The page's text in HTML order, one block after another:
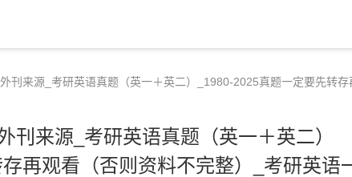
刊来源_考研英语真题（英一＋英二）_1980-2025真题一定要先转
刊来源_考研英语真题（英一＋英二）
存再观看（否则资料不完整）_考研英语